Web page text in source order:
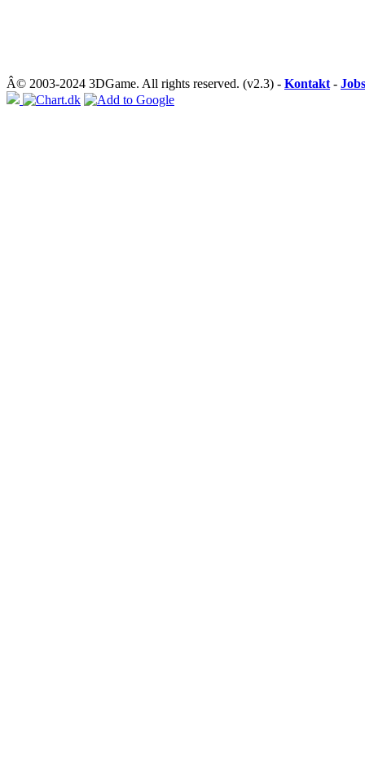
Â© 2003-2024 3DGame. All rights reserved. (v2.3) - Kontakt - Jobs